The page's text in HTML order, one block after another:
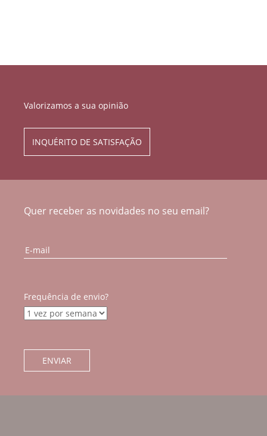
Valorizamos a sua opinião
INQUÉRITO DE SATISFAÇÃO
Quer receber as novidades no seu email?
Frequência de envio?